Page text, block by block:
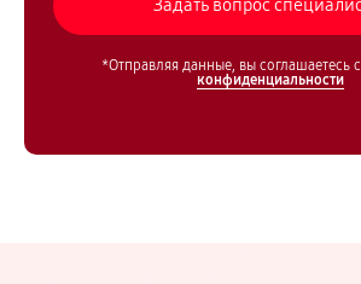
*Отправляя данные, вы соглашаетесь с
конфиденциальности